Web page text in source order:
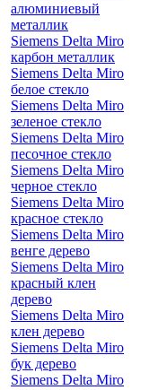
алюминиевый
металлик
Siemens Delta Miro
карбон металлик
Siemens Delta Miro
белое стекло
Siemens Delta Miro
зеленое стекло
Siemens Delta Miro
песочное стекло
Siemens Delta Miro
черное стекло
Siemens Delta Miro
красное стекло
Siemens Delta Miro
венге дерево
Siemens Delta Miro
красный клен
дерево
Siemens Delta Miro
клен дерево
Siemens Delta Miro
бук дерево
Siemens Delta Miro